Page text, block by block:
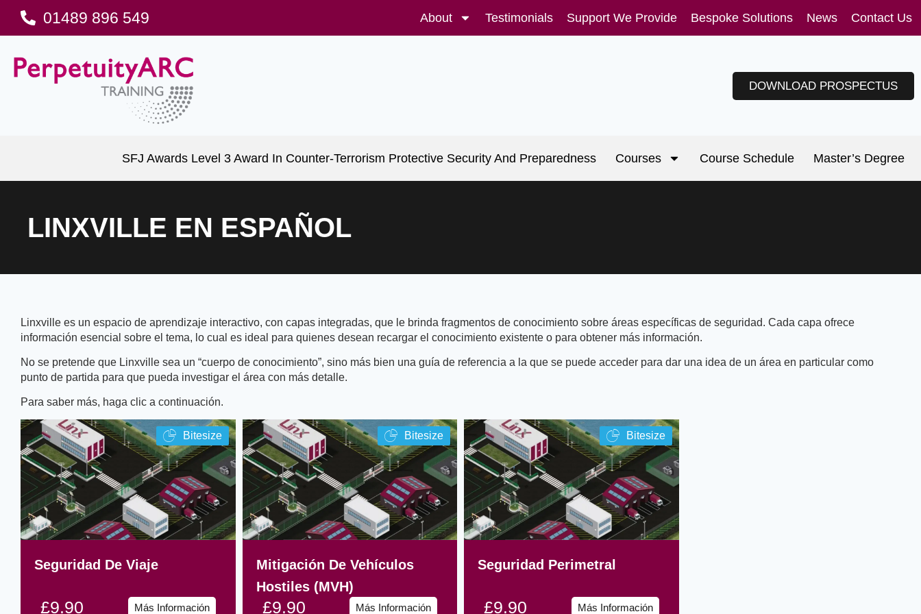
01489 896 549 About Testimonials Support We Provide Bespoke Solutions News Contact Us
DOWNLOAD PROSPECTUS
SFJ Awards Level 3 Award In Counter-Terrorism Protective Security And Preparedness Courses Course Schedule Master’s Degree
LINXVILLE EN ESPAÑOL
Linxville es un espacio de aprendizaje interactivo, con capas integradas, que le brinda fragmentos de conocimiento sobre áreas específicas de seguridad. Cada capa ofrece
información esencial sobre el tema, lo cual es ideal para quienes desean recargar el conocimiento existente o para obtener más información.
No se pretende que Linxville sea un “cuerpo de conocimiento”, sino más bien una guía de referencia a la que se puede acceder para dar una idea de un área en particular como
punto de partida para que pueda investigar el área con más detalle.
Para saber más, haga clic a continuación.
Bitesize
Seguridad De Viaje
£9.90 Más Información
Bitesize
Mitigación De Vehículos
Hostiles (MVH)
£9.90 Más Información
Bitesize
Seguridad Perimetral
£9.90 Más Información